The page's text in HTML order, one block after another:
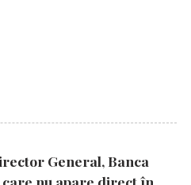
General, Banca